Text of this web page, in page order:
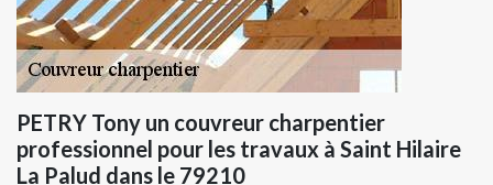
PETRY Tony un couvreur charpentier
professionnel pour les travaux à Saint Hilaire
La Palud dans le 79210